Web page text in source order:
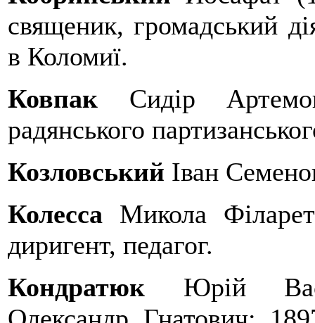
священик, громадський
в Коломиї.
Ковпак Сидір
радянського
Козловський Іван
Колесса Микола
диригент, педагог.
Кондратюк Юрій